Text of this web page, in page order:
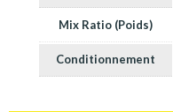
Mix Ratio (Poids)
Conditionnement